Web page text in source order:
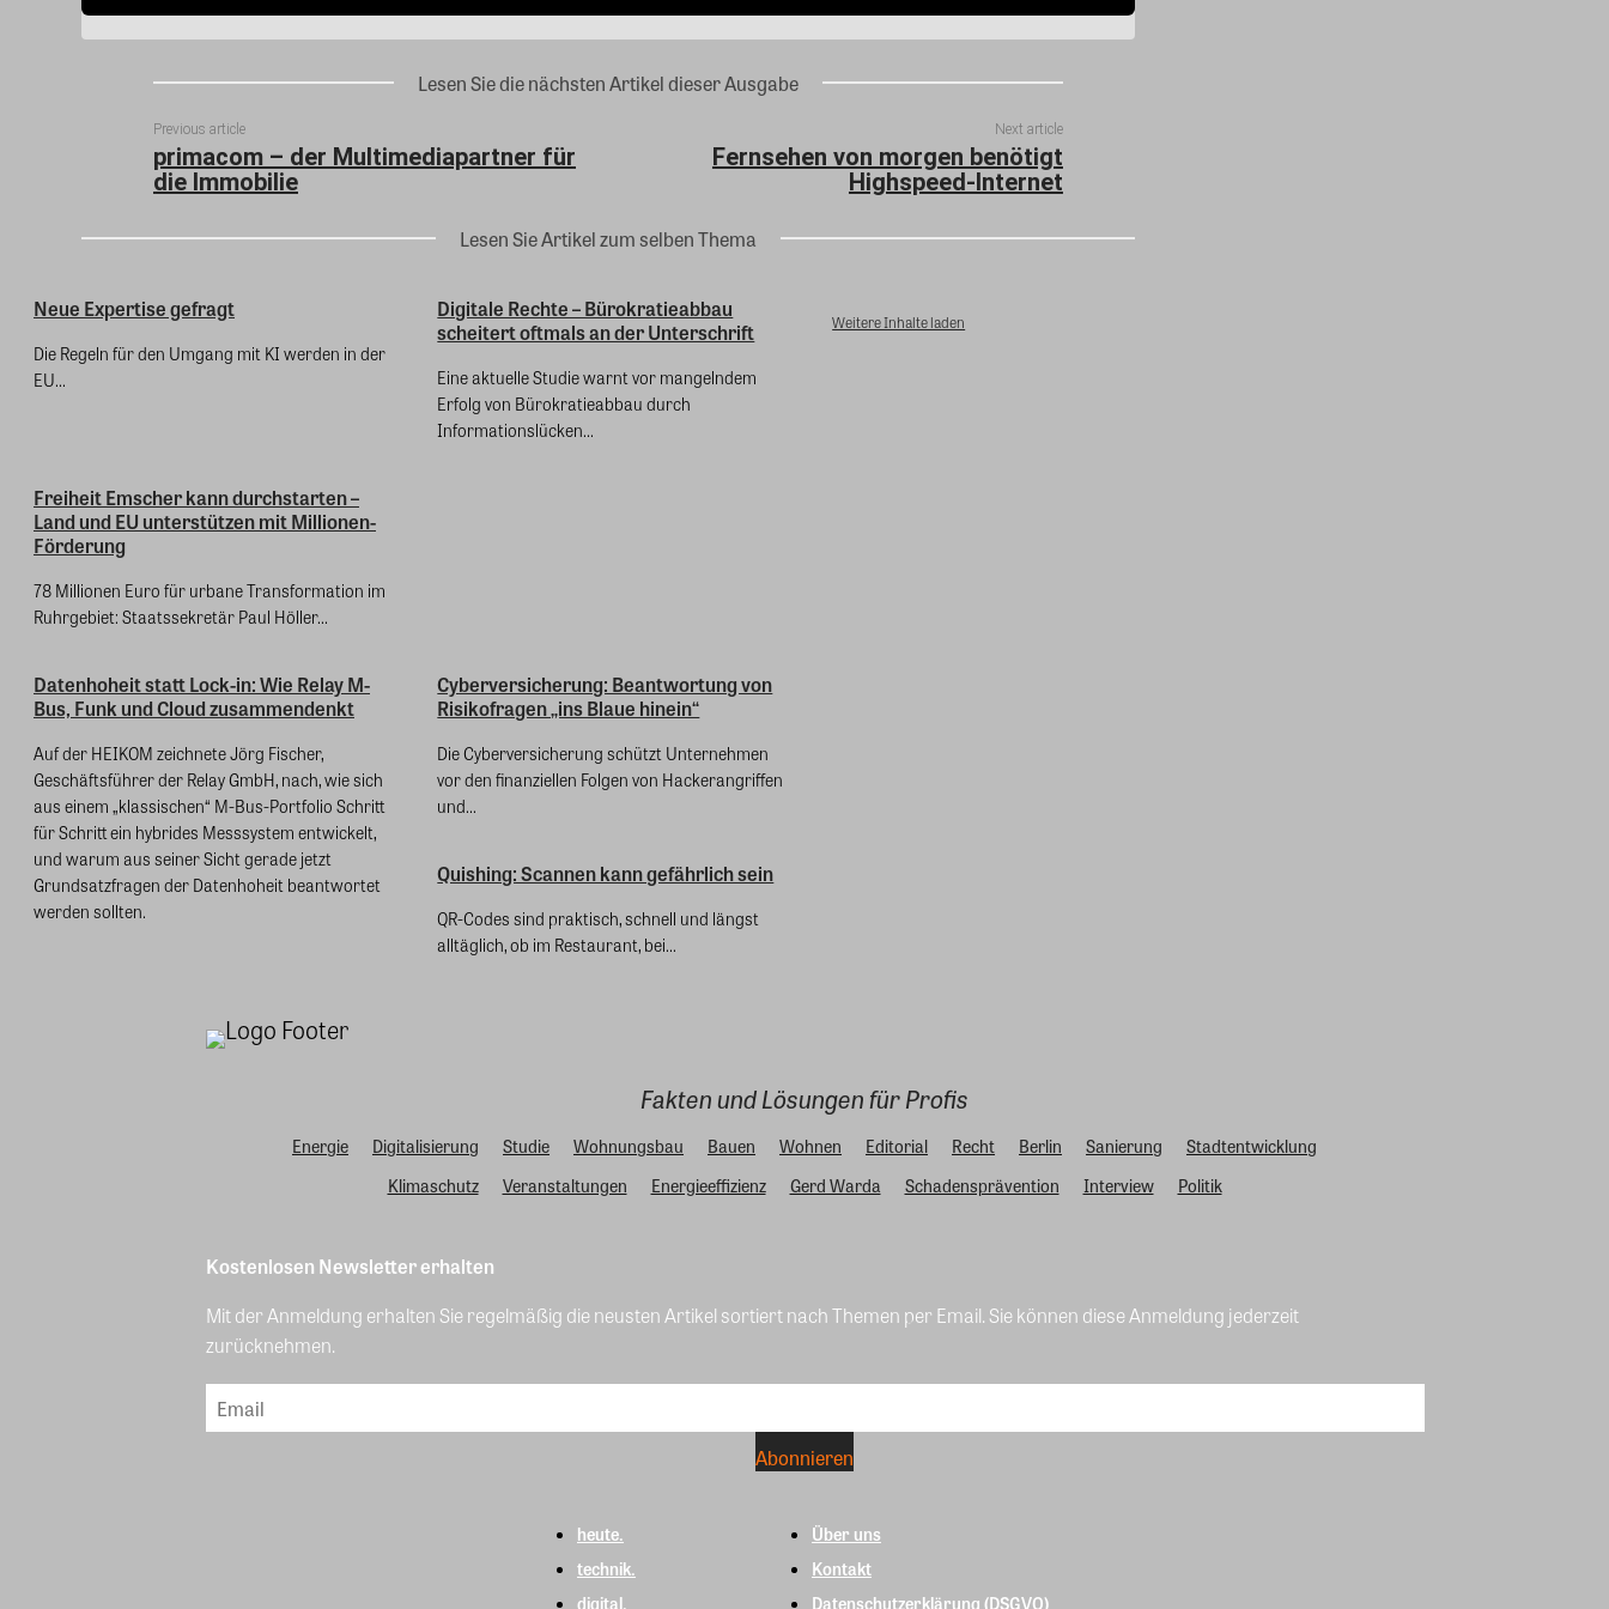
Lesen Sie die nächsten Artikel dieser Ausgabe
Previous article
primacom – der Multimediapartner für
die Immobilie
Next article
Fernsehen von morgen benötigt
Highspeed-Internet
Lesen Sie Artikel zum selben Thema
Neue Expertise gefragt
Die Regeln für den Umgang mit KI werden in der
EU...
Digitale Rechte – Bürokratieabbau
scheitert oftmals an der Unterschrift
Eine aktuelle Studie warnt vor mangelndem
Erfolg von Bürokratieabbau durch
Informationslücken...
Freiheit Emscher kann durchstarten –
Land und EU unterstützen mit Millionen-
Förderung
78 Millionen Euro für urbane Transformation im
Ruhrgebiet: Staatssekretär Paul Höller...
Datenhoheit statt Lock-in: Wie Relay M-
Bus, Funk und Cloud zusammendenkt
Auf der HEIKOM zeichnete Jörg Fischer,
Geschäftsführer der Relay GmbH, nach, wie sich
aus einem „klassischen“ M-Bus-Portfolio Schritt
für Schritt ein hybrides Messsystem entwickelt,
und warum aus seiner Sicht gerade jetzt
Grundsatzfragen der Datenhoheit beantwortet
werden sollten.
Cyberversicherung: Beantwortung von
Risikofragen „ins Blaue hinein“
Die Cyberversicherung schützt Unternehmen
vor den finanziellen Folgen von Hackerangriffen
und...
Quishing: Scannen kann gefährlich sein
QR-Codes sind praktisch, schnell und längst
alltäglich, ob im Restaurant, bei...
Weitere Inhalte laden
Fakten und Lösungen für Profis
Energie Digitalisierung Studie Wohnungsbau Bauen Wohnen Editorial Recht Berlin Sanierung
Stadtentwicklung
Klimaschutz
Veranstaltungen Energieeffizienz Gerd Warda Schadensprävention Interview Politik
Kostenlosen Newsletter erhalten
Mit der Anmeldung erhalten Sie regelmäßig die neusten Artikel sortiert nach Themen per Email. Sie können diese Anmeldung jederzeit
zurücknehmen.
heute.
technik.
digital.
Über uns
Kontakt
Datenschutzerklärung (DSGVO)